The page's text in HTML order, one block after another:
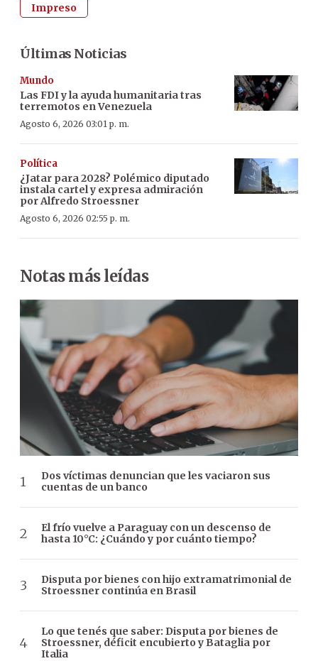
Impreso
Últimas Noticias
Mundo
Las FDI y la ayuda humanitaria tras
terremotos en Venezuela
Agosto 6, 2026 03:01 p. m.
Política
¿Jatar para 2028? Polémico diputado
instala cartel y expresa admiración
por Alfredo Stroessner
Agosto 6, 2026 02:55 p. m.
Notas más leídas
Dos víctimas denuncian que les vaciaron sus
cuentas de un banco
El frío vuelve a Paraguay con un descenso de
hasta 10°C: ¿Cuándo y por cuánto tiempo?
Disputa por bienes con hijo extramatrimonial de
Stroessner continúa en Brasil
Lo que tenés que saber: Disputa por bienes de
Stroessner, déficit encubierto y Bataglia por
Italia